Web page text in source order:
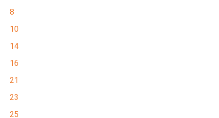
8
10
14
16
21
23
25